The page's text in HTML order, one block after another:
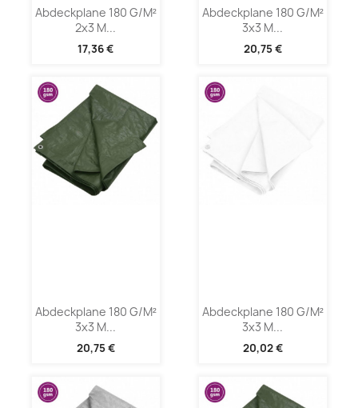
Abdeckplane 180 G/m²
2x3 M...
17,36 €
Abdeckplane 180 G/m²
3x3 M...
20,75 €
Abdeckplane 180 G/m²
3x3 M...
20,75 €
Abdeckplane 180 G/m²
3x3 M...
20,02 €